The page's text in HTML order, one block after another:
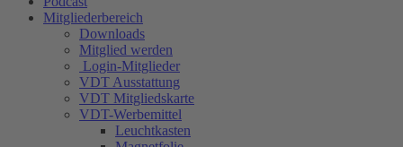
Mitgliederbereich
Downloads
Mitglied werden
Login-Mitglieder
VDT Ausstattung
VDT Mitgliedskarte
VDT-Werbemittel
Leuchtkasten